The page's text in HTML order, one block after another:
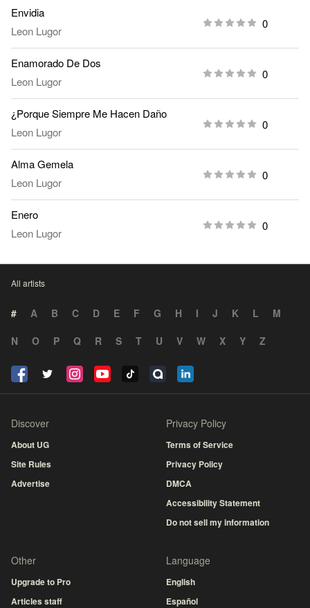
Envidia
Leon Lugor
0
Enamorado De Dos
Leon Lugor
0
¿Porque Siempre Me Hacen Daño
Leon Lugor
0
Alma Gemela
Leon Lugor
0
Enero
Leon Lugor
0
All artists
# A B C D E F G H I J K L
M
N
O P Q R S T U V W X Y Z
Discover
About UG
Site Rules
Advertise
Privacy Policy
Terms of Service
Privacy Policy
DMCA
Accessibility Statement
Do not sell my information
Other
Upgrade to Pro
Articles staff
Language
English
Español